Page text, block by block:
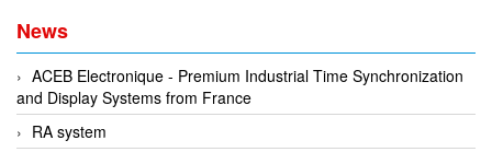
Doctor Led Vietnam
DOLD - Autho ANS
Dold Vietnam
Dongdo Tech
News
ACEB Electronique - Premium Industrial Time Synchronization
and Display Systems from France
RA system